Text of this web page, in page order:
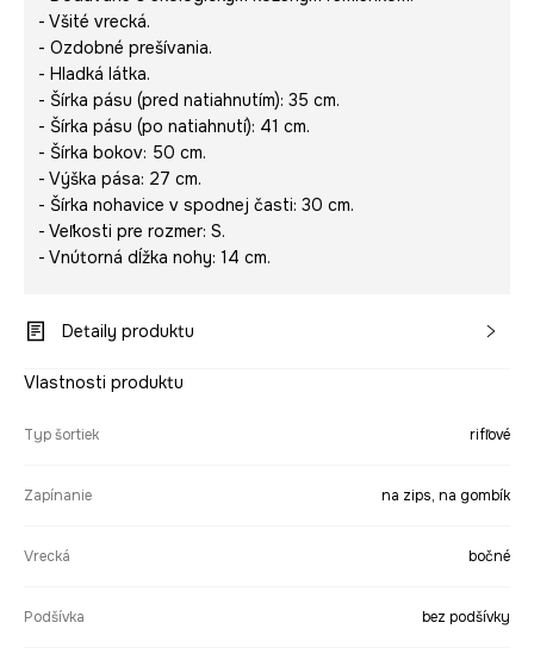
- Všité vrecká.
- Ozdobné prešívania.
- Hladká látka.
- Šírka pásu (pred natiahnutím): 35 cm.
- Šírka pásu (po natiahnutí): 41 cm.
- Šírka bokov: 50 cm.
- Výška pása: 27 cm.
- Šírka nohavice v spodnej časti: 30 cm.
- Veľkosti pre rozmer: S.
- Vnútorná dĺžka nohy: 14 cm.
Detaily produktu
Vlastnosti produktu
Typ šortiek rifľové
Zapínanie na zips, na gombík
Vrecká bočné
Podšívka bez podšívky